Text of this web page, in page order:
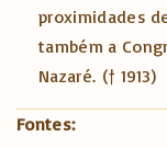
proximidades
também a
Nazaré. († 1913)
Fontes: